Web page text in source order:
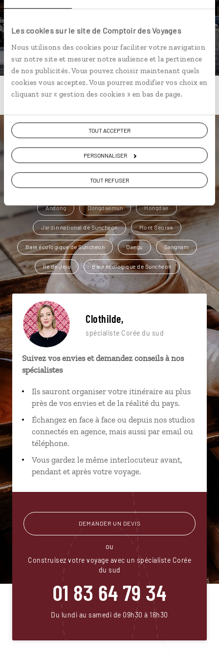
Les cookies sur le site de Comptoir des Voyages
Nous utilisons des cookies pour faciliter votre navigation
sur notre site et mesurer notre audience et la pertinence
de nos publicités. Vous pouvez choisir maintenant quels
cookies vous acceptez. Vous pourrez modifier vos choix en
cliquant sur « gestion des cookies » en bas de page.
TOUT ACCEPTER
PERSONNALISER
TOUT REFUSER
DÉCOUVRIR
Une envie de voyage
particulière ?
Andong Dongdaemun Hongdae
Jardin national de Suncheon Mont Seorak
Baie écologique de Suncheon Daegu Gangnam
Île de Jeju Baie écologique de Suncheon
Clothilde,
spécialiste Corée du sud
Suivez vos envies et demandez conseils à nos
spécialistes
Ils sauront organiser votre itinéraire au plus
près de vos envies et de la réalité du pays.
Échangez en face à face ou depuis nos studios
connectés en agence, mais aussi par email ou
téléphone.
Vous gardez le même interlocuteur avant,
pendant et après votre voyage.
DEMANDER UN DEVIS
ou
Construisez votre voyage avec un spécialiste Corée
du sud
01 83 64 79 34
Du lundi au samedi de 09h30 à 18h30